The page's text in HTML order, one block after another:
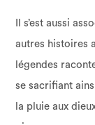
Il s’est aussi
autres histoires
légendes
se sacrifiant
la pluie aux